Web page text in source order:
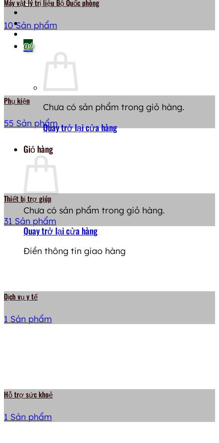
0₫
Chưa có sản phẩm trong giỏ hàng.
Quay trở lại cửa hàng
Giỏ hàng
Chưa có sản phẩm trong giỏ hàng.
Quay trở lại cửa hàng
Điền thông tin giao hàng
Máy vật lý trị liệu Bộ Quốc phòng
10 Sản phẩm
Phụ kiện
55 Sản phẩm
Thiết bị trợ giúp
31 Sản phẩm
Dịch vụ y tế
1 Sản phẩm
Hỗ trợ sức khoẻ
1 Sản phẩm